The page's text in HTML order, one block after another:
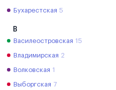
Бухарестская 5
В
Василеостровская 15
Владимирская 2
Волковская 1
Выборгская 7